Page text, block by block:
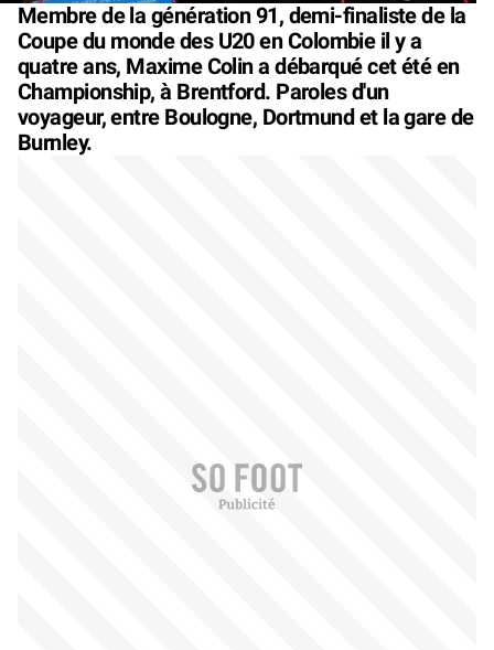
Membre de la génération 91, demi-finaliste de la
Coupe du monde des U20 en Colombie il y a
quatre ans, Maxime Colin a débarqué cet été en
Championship, à Brentford. Paroles d'un
voyageur, entre Boulogne, Dortmund et la gare de
Burnley.